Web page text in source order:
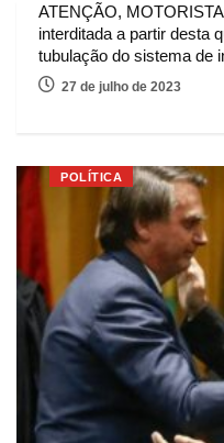
ATENÇÃO,
interditada a partir desta
tubulação do sistema de
27 de julho de 2023
POLÍTICA